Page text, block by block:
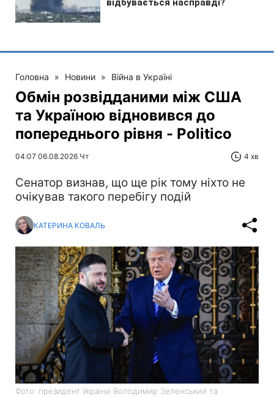
Головна » Новини » Війна в Україні
Обмін розвідданими між США
та Україною відновився до
попереднього рівня - Politico
04:07 06.08.2026 Чт 4 хв
Сенатор визнав, що ще рік тому ніхто не
очікував такого перебігу подій
КАТЕРИНА КОВАЛЬ
Фото: президент України Володимир Зеленський та